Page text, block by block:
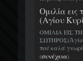
Ομιλία
(Αγίου
ΟΜΙΛΙΑ ΕΙΣ
πού καλά
(συνέχεια)